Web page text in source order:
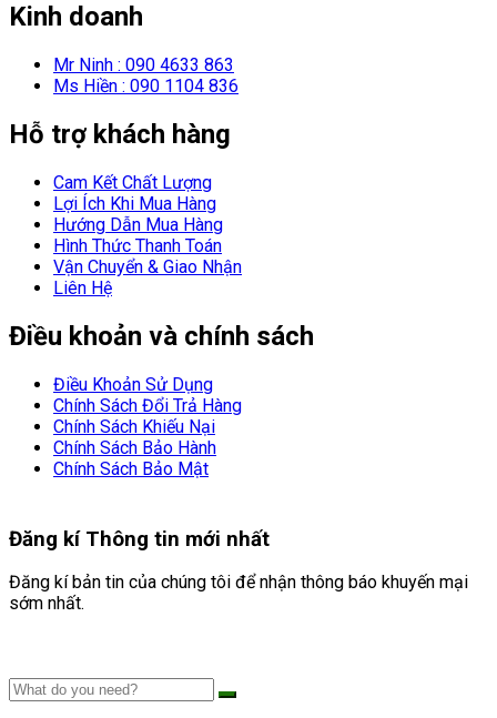
Kinh doanh
Mr Ninh : 090 4633 863
Ms Hiền : 090 1104 836
Hỗ trợ khách hàng
Cam Kết Chất Lượng
Lợi Ích Khi Mua Hàng
Hướng Dẫn Mua Hàng
Hình Thức Thanh Toán
Vận Chuyển & Giao Nhận
Liên Hệ
Điều khoản và chính sách
Điều Khoản Sử Dụng
Chính Sách Đổi Trả Hàng
Chính Sách Khiếu Nại
Chính Sách Bảo Hành
Chính Sách Bảo Mật
Đăng kíThông tin mới nhất
Đăng kí bản tin của chúng tôi để nhận thông báo khuyến mại
sớm nhất.